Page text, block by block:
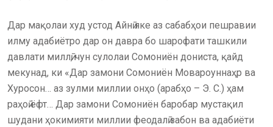
Дар мақолаи худ устод Айнӣ яке аз сабабҳои пешравии
илму адабиётро дар он давра бо шарофати ташкили
давлати миллӣ, чун сулолаи Сомониён дониста, қайд
мекунад, ки «Дар замони Сомониён Мовароуннаҳр ва
Хуросон… аз зулми миллии онҳо (арабҳо – Э. С.) ҳам
раҳоӣ ёфт… Дар замони Сомониён баробар мустақил
шудани ҳокимияти миллии феодалӣ забон ва адабиёти